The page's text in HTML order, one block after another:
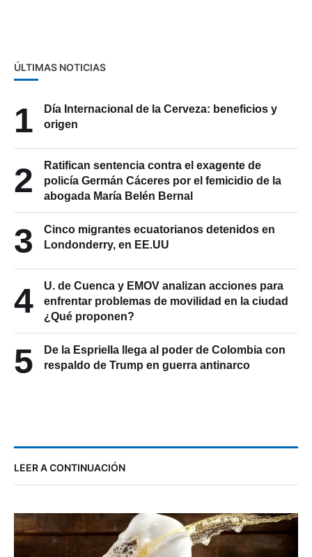
1
Día Internacional de la Cerveza: beneficios y
2
Ratifican sentencia contra el exagente de
policía Germán Cáceres por el femicidio de la
abogada María Belén Bernal
3
Cinco migrantes ecuatorianos detenidos en
4
U. de Cuenca y EMOV analizan acciones para
enfrentar problemas de movilidad en la ciudad
¿Qué proponen?
5
De la Espriella llega al poder de Colombia con
LEER A CONTINUACIÓN